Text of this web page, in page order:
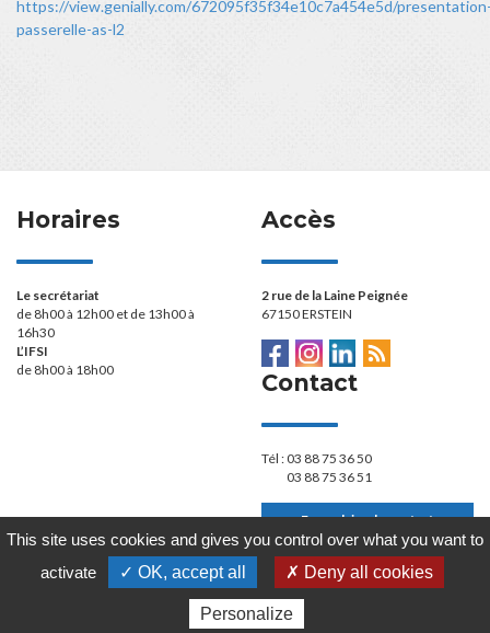
https://view.genially.com/672095f35f34e10c7a454e5d/
passerelle-as-l2
Horaires
Le secrétariat
de 8h00 à 12h00 et de 13h00 à
16h30
L’IFSI
de 8h00 à 18h00
Accès
2 rue de la Laine Peignée
67150 ERSTEIN
Contact
Tél : 03 88 75 36 50
03 88 75 36 51
Formulaire de contact
Mentions légales Politique de confidentialité
Site mis à jour le 12/07/2026 à 16:31
This site uses cookies and gives you control over what you want to
activate
✓ OK, accept all ✗ Deny all cookies
Personalize